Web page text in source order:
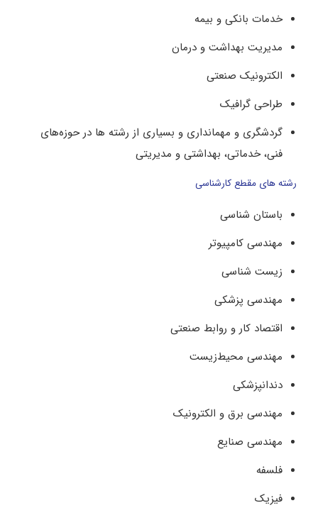
خدمات بانکی و بیمه
مدیریت بهداشت و درمان
الکترونیک صنعتی
طراحی گرافیک
گردشگری و مهمانداری و بسیاری از رشته ها در حوزه‌های
فنی، خدماتی، بهداشتی و مدیریتی
رشته های مقطع کارشناسی
باستان ‌شناسی
مهندسی کامپیوتر
زیست‌ شناسی
مهندسی پزشکی
اقتصاد کار و روابط صنعتی
مهندسی محیط‌زیست
دندانپزشکی
مهندسی برق و الکترونیک
مهندسی صنایع
فلسفه
فیزیک